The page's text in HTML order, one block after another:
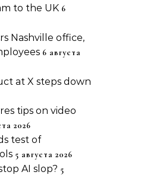
to the UK 6
Nashville office,
6 августа
at X steps down
tips on video
2026
test of
5 августа 2026
AI slop? 5